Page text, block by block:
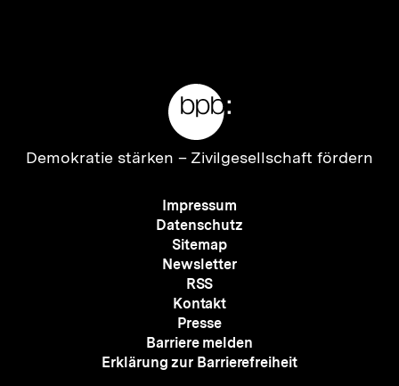
Zur
Demokratie stärken – Zivilgesellschaft fördern
Meta-
Navigation
Impressum
Datenschutz
Sitemap
Newsletter
RSS
Kontakt
Presse
Barriere melden
Erklärung zur Barrierefreiheit